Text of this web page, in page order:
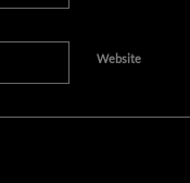
Website